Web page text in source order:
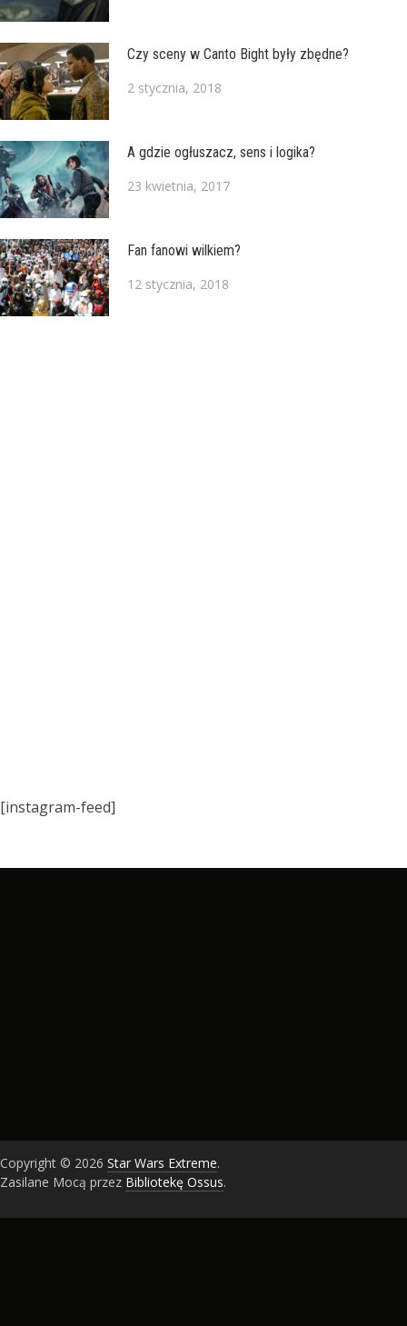
Czy sceny w Canto Bight były zbędne?
2 stycznia, 2018
A gdzie ogłuszacz, sens i logika?
23 kwietnia, 2017
Fan fanowi wilkiem?
12 stycznia, 2018
[instagram-feed]
Copyright © 2026 Star Wars Extreme.
Zasilane Mocą przez Bibliotekę Ossus.